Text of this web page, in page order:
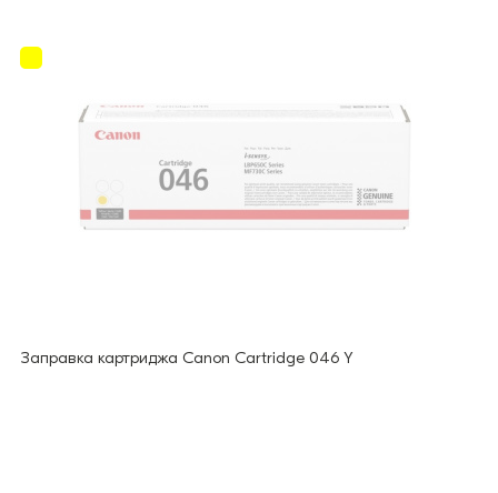
Заправка картриджа Canon Cartridge 046 Y